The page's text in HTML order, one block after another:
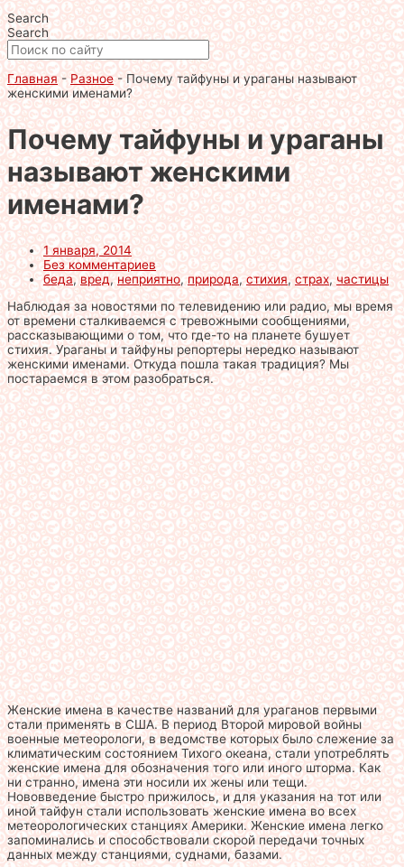
Search
Search
Главная -Разное-Почему тайфуны и ураганы называют
женскими именами?
Почему тайфуны и ураганы
называют женскими
именами?
1 января, 2014
Без комментариев
беда,вред,неприятно,природа,стихия,страх,частицы
Наблюдая за новостями по телевидению или радио, мы время
от времени сталкиваемся с тревожными сообщениями,
рассказывающими о том, что где-то на планете бушует
стихия. Ураганы и тайфуны репортеры нередко называют
женскими именами. Откуда пошла такая традиция? Мы
постараемся в этом разобраться.
Женские имена в качестве названий для ураганов первыми
стали применять в США. В период Второй мировой войны
военные метеорологи, в ведомстве которых было слежение за
климатическим состоянием Тихого океана, стали употреблять
женские имена для обозначения того или иного шторма. Как
ни странно, имена эти носили их жены или тещи.
Нововведение быстро прижилось, и для указания на тот или
иной тайфун стали использовать женские имена во всех
метеорологических станциях Америки. Женские имена легко
запоминались и способствовали скорой передачи точных
данных между станциями, суднами, базами.